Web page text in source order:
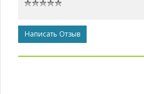
Написать Отзыв